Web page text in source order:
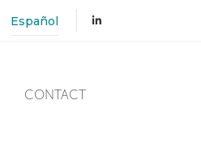
Español
CONTACT